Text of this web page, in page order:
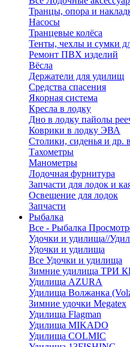
Транцы, опора и
Насосы
Транцевые колёса
Тенты, чехлы и сумки
Ремонт ПВХ изделий
Вёсла
Держатели для удилищ
Средства спасения
Якорная система
Кресла в лодку
Дно в лодку пайолы
Коврики в лодку ЭВА
Столики, сиденья и
Тахометры
Манометры
Лодочная фурнитура
Запчасти для лодок и
Освещение для лодок
Запчасти
Рыбалка
Все - Рыбалка
Удочки и удилища//
Удочки и удилища
Все Удочки и удилища
Зимние удилища ТРИ
Удилища AZURA
Удилища Волжанка
Зимние удочки Megatex
Удилища Flagman
Удилища MIKADO
Удилища COLMIC